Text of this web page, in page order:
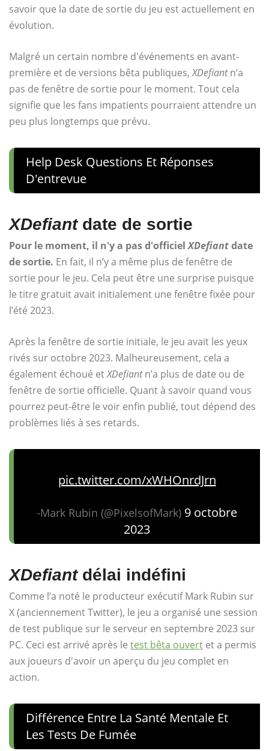
savoir que la date de sortie du jeu est actuellement en
évolution.
Malgré un certain nombre d'événements en avant-
première et de versions bêta publiques,XDefiantn’a
pas de fenêtre de sortie pour le moment. Tout cela
signifie que les fans impatients pourraient attendre un
peu plus longtemps que prévu.
Help Desk Questions Et Réponses
D'entrevue
XDefiantdate de sortie
Pour le moment, il n'y a pas d'officielXDefiantdate
de sortie. En fait, il n’y a même plus de fenêtre de
sortie pour le jeu. Cela peut être une surprise puisque
le titre gratuit avait initialement une fenêtre fixée pour
l’été 2023.
Après la fenêtre de sortie initiale, le jeu avait les yeux
rivés sur octobre 2023. Malheureusement, cela a
également échoué etXDefiantn’a plus de date ou de
fenêtre de sortie officielle. Quant à savoir quand vous
pourrez peut-être le voir enfin publié, tout dépend des
problèmes liés à ses retards.
pic.twitter.com/xWHOnrdJrn
-Mark Rubin (@PixelsofMark) 9 octobre
2023
XDefiantdélai indéfini
Comme l’a noté le producteur exécutif Mark Rubin sur
X (anciennement Twitter), le jeu a organisé une session
de test publique sur le serveur en septembre 2023 sur
PC. Ceci est arrivé après le test bêta ouvert et a permis
aux joueurs d'avoir un aperçu du jeu complet en
action.
Différence Entre La Santé Mentale Et
Les Tests De Fumée